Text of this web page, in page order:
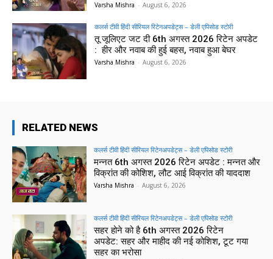
Varsha Mishra - August 6, 2026
कलर्स टीवी हिंदी सीरियल रिटेनअपडेट्स – डेली एपिसोड स्टोरी
तू जूलिएट जट दी 6th अगस्त 2026 रिटेन अपडेट
: हीर और नवाब की हुई बहस, नवाब हुआ बेघर
Varsha Mishra - August 6, 2026
RELATED NEWS
कलर्स टीवी हिंदी सीरियल रिटेनअपडेट्स – डेली एपिसोड स्टोरी
मन्नत 6th अगस्त 2026 रिटेन अपडेट : मन्नत और
विक्रांत की कोशिश, लौट आई विक्रांत की याददाश
Varsha Mishra - August 6, 2026
कलर्स टीवी हिंदी सीरियल रिटेनअपडेट्स – डेली एपिसोड स्टोरी
सहर होने को है 6th अगस्त 2026 रिटेन
अपडेट: सहर और माहीद की नई कोशिश, टूट गया
सहर का भरोसा